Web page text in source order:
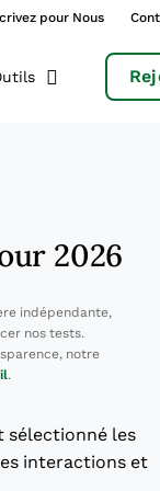
pour Nous
2026
indépendante,
nos tests.
notre
.
sélectionné les
interactions et